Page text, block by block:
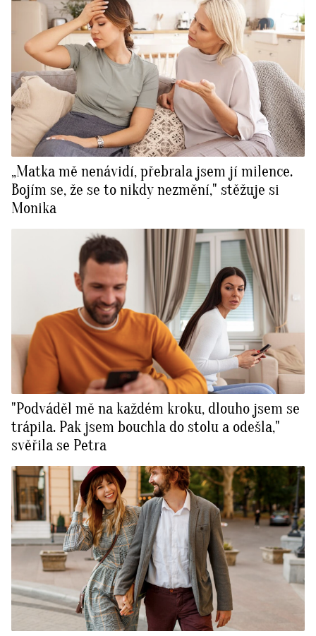
„Matka mě nenávidí, přebrala jsem jí milence.
Bojím se, že se to nikdy nezmění," stěžuje si
Monika
"Podváděl mě na každém kroku, dlouho jsem se
trápila. Pak jsem bouchla do stolu a odešla,"
svěřila se Petra